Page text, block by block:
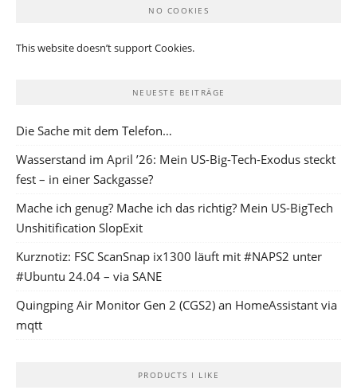
NO COOKIES
This website doesn’t support Cookies.
NEUESTE BEITRÄGE
Die Sache mit dem Telefon…
Wasserstand im April ’26: Mein US-Big-Tech-Exodus steckt
fest – in einer Sackgasse?
Mache ich genug? Mache ich das richtig? Mein US-BigTech
Unshitification SlopExit
Kurznotiz: FSC ScanSnap ix1300 läuft mit #NAPS2 unter
#Ubuntu 24.04 – via SANE
Quingping Air Monitor Gen 2 (CGS2) an HomeAssistant via
mqtt
PRODUCTS I LIKE